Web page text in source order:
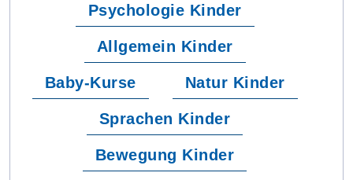
Psychologie Kinder
Allgemein Kinder
Baby-Kurse Natur Kinder
Sprachen Kinder
Bewegung Kinder